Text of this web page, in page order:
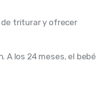
de triturar y ofrecer
A los 24 meses, el bebé